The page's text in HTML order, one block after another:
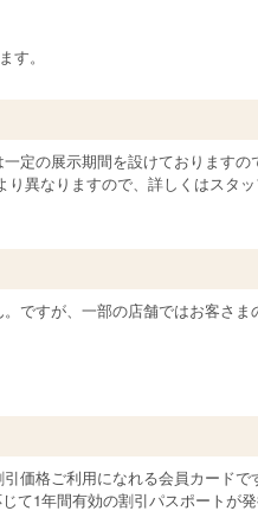
す。
定の展示期間を設けておりますの
異なりますので、詳しくはスタ
ですが、一部の店舗ではお客さま
価格ご利用になれる会員カードで
て1年間有効の割引パスポートが